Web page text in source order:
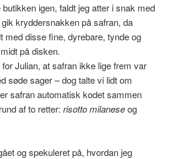
igen, faldt jeg atter i snak med
kryddersnakken på safran, da
med disse fine, dyrebare, tynde og
på disken.
Julian, at safran ikke lige frem var
søde sager – dog talte vi lidt om
safran automatisk kodet sammen
af to retter:risotto milaneseog
og spekuleret på, hvordan jeg